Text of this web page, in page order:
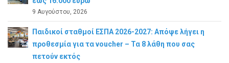
9 Αυγούστου, 2026
Παιδικοί σταθμοί ΕΣΠΑ 2026-2027: Απόψε λήγει η
προθεσμία για τα voucher – Τα 8 λάθη που σας
πετούν εκτός